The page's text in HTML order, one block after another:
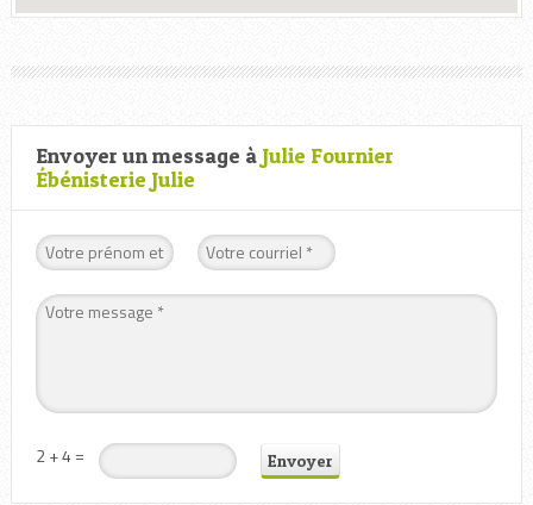
Envoyer un message à Julie Fournier
Ébénisterie Julie
2 + 4 =